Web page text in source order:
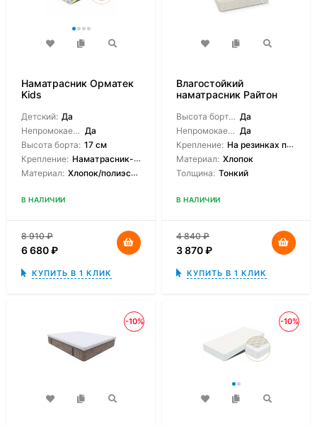
Наматрасник Орматек
Kids
Детский: Да
Непромокаемый: Да
Высота борта: 17 см
Крепление: Наматрасник-чехол
Материал: Хлопок/полиэстер
В НАЛИЧИИ
8 910₽
6 680₽
КУПИТЬ В 1 КЛИК
Влагостойкий
наматрасник Райтон
Высота борта на выбор: Да
Непромокаемый: Да
Крепление: На резинках по углам
Материал: Хлопок
Толщина: Тонкий
В НАЛИЧИИ
4 840₽
3 870₽
КУПИТЬ В 1 КЛИК
-10% -10%